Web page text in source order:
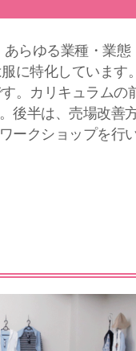
らゆる業種・業態
に特化しています
。カリキュラムの
後半は、売場改善
ークショップを行い